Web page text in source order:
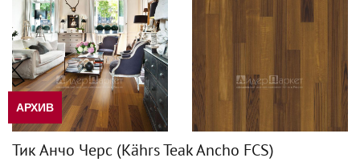
АРХИВ
Тик Анчо Черс (Kährs Teak Ancho FCS)